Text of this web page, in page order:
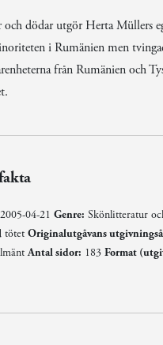
och dödar utgör Herta Müllers
i Rumänien men
från Rumänien och
2005-04-21 Genre: Skönlitteratur
tötet Originalutgåvans
Antal sidor: 183 Format